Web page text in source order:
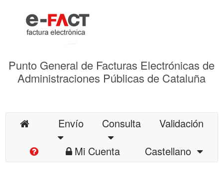
Punto General de Facturas Electrónicas de
Administraciones Públicas de Cataluña
Envío Consulta
Validación
Mi Cuenta
Castellano